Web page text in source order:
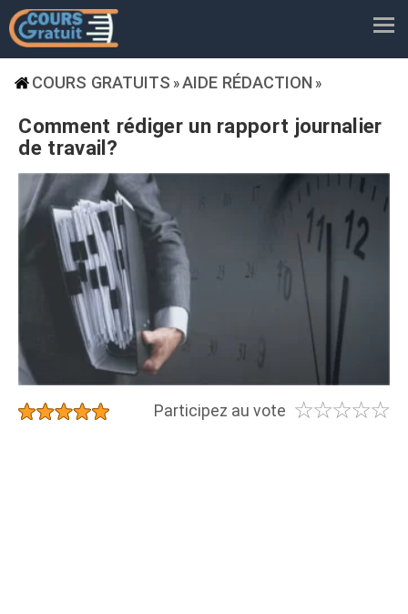
COURS GRATUITS »AIDE RÉDACTION »
Comment rédiger un rapport journalier
de travail?
Participez au vote ☆☆☆☆☆
★★★★★